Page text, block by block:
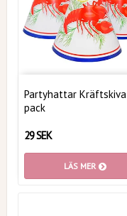
Partyhattar
pack
29 SEK
LÄS MER